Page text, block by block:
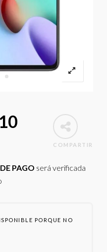
COMPARTIR
PAGO será verificada
PORQUE NO